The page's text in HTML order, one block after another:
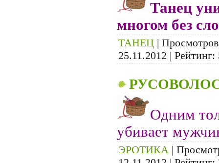
Танец
многом без
ТАНЕЦ |
25.11.2012 | Рейтинг:
Одним
убивает
ЭРОТИКА |